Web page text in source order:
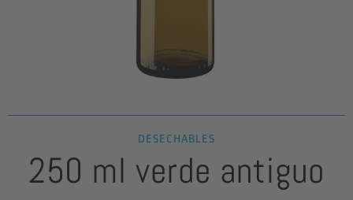
DESECHABLES
250 ml verde antiguo